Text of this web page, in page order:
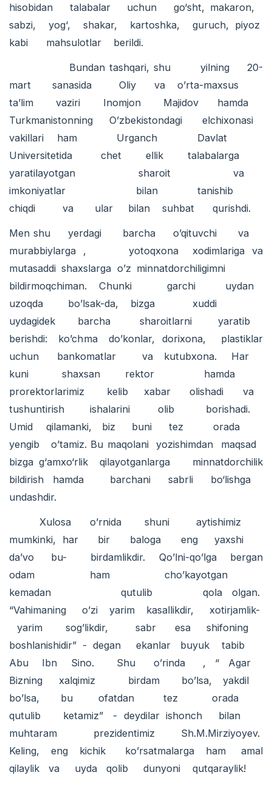
hisobidan talabalar uchun go‘sht, makaron,
sabzi, yog‘, shakar, kartoshka, guruch, piyoz
kabi mahsulotlar berildi.
Bundan tashqari, shu yilning 20-
mart sanasida Oliy va o’rta-maxsus
ta’lim vaziri Inomjon Majidov hamda
Turkmanistonning O’zbekistondagi elchixonasi
vakillari ham Urganch Davlat
Universitetida chet ellik talabalarga
yaratilayotgan sharoit va
imkoniyatlar bilan tanishib
chiqdi va ular bilan suhbat qurishdi.
Men shu yerdagi barcha o’qituvchi va
murabbiylarga , yotoqxona xodimlariga va
mutasaddi shaxslarga o’z minnatdorchiligimni
bildirmoqchiman. Chunki garchi uydan
uzoqda bo’lsak-da, bizga xuddi
uydagidek barcha sharoitlarni yaratib
berishdi: ko’chma do’konlar, dorixona, plastiklar
uchun bankomatlar va kutubxona. Har
kuni shaxsan rektor hamda
prorektorlarimiz kelib xabar olishadi va
tushuntirish ishalarini olib borishadi.
Umid qilamanki, biz buni tez orada
yengib o’tamiz. Bu maqolani yozishimdan maqsad
bizga g‘amxo‘rlik qilayotganlarga minnatdorchilik
bildirish hamda barchani sabrli bo‘lishga
undashdir.
Xulosa o’rnida shuni aytishimiz
mumkinki, har bir baloga eng yaxshi
da’vo bu- birdamlikdir. Qo’lni-qo’lga bergan
odam ham cho’kayotgan
kemadan qutulib qola olgan.
“Vahimaning o’zi yarim kasallikdir, xotirjamlik-
yarim sog’likdir, sabr esa shifoning
boshlanishidir” - degan ekanlar buyuk tabib
Abu Ibn Sino. Shu o’rinda , “ Agar
Bizning xalqimiz birdam bo’lsa, yakdil
bo’lsa, bu ofatdan tez orada
qutulib ketamiz” - deydilar ishonch bilan
muhtaram prezidentimiz Sh.M.Mirziyoyev.
Keling, eng kichik ko’rsatmalarga ham amal
qilaylik va uyda qolib dunyoni qutqaraylik!